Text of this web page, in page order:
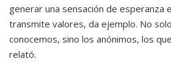
generar una sensación de esperanza
transmite valores, da ejemplo. No
conocemos, sino los anónimos, los
relató.